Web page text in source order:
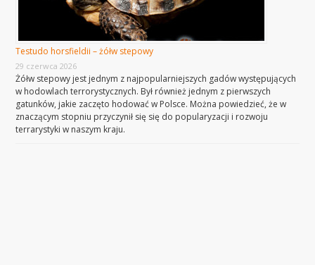
Testudo horsfieldii – żółw stepowy
29 czerwca 2026
Żółw stepowy jest jednym z najpopularniejszych gadów występujących
w hodowlach terrorystycznych. Był również jednym z pierwszych
gatunków, jakie zaczęto hodować w Polsce. Można powiedzieć, że w
znaczącym stopniu przyczynił się się do popularyzacji i rozwoju
terrarystyki w naszym kraju.